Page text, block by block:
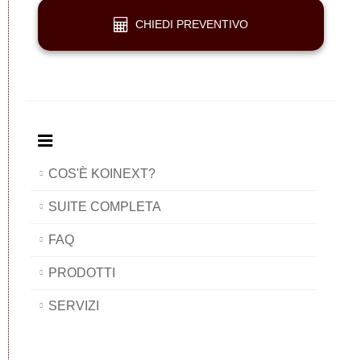
CHIEDI PREVENTIVO
COS'È KOINEXT?
SUITE COMPLETA
FAQ
PRODOTTI
SERVIZI